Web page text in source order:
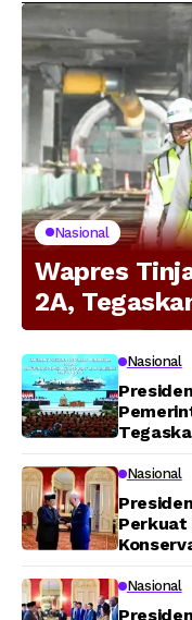
Nasional
Wapres
2A,
Modern
Nasional
Nasional
Perkuat
Nasional